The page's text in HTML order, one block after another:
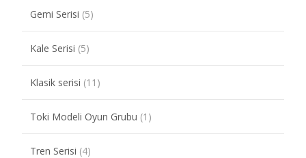
Gemi Serisi (5)
Kale Serisi (5)
Klasik serisi (11)
Toki Modeli Oyun Grubu (1)
Tren Serisi (4)